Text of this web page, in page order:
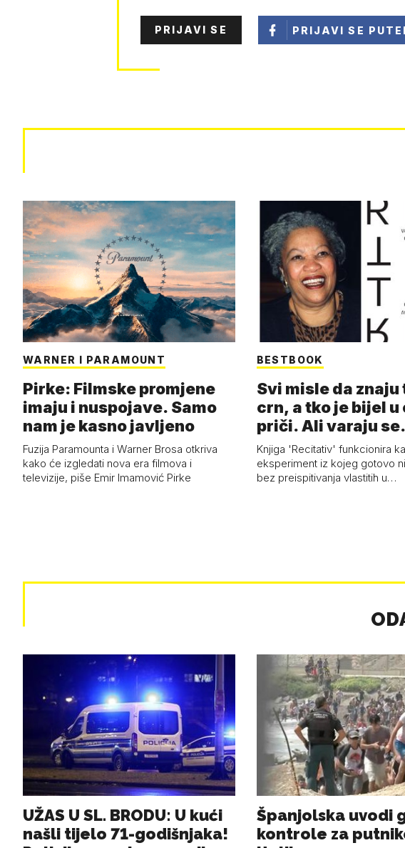
PRIJAVI SE PRIJAVI SE
WARNER I PARAMOUNT
Pirke: Filmske promjene
imaju i nuspojave. Samo
nam je kasno javljeno
Fuzija Paramounta i Warner Brosa otkriva
kako će izgledati nova era filmova i
televizije, piše Emir Imamović Pirke
BESTBOOK
Svi misle da znaju
crn, a tko je bijel u
priči. Ali varaju
Knjiga 'Recitativ' funkcionira
eksperiment iz kojeg gotovo
bez preispitivanja vlastitih u…